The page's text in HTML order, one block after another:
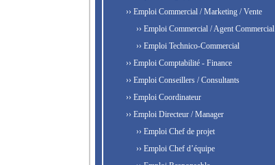
›› Emploi Commercial / Marketing / Vente
›› Emploi Commercial / Agent Commercial
›› Emploi Technico-Commercial
›› Emploi Comptabilité - Finance
›› Emploi Conseillers / Consultants
›› Emploi Coordinateur
›› Emploi Directeur / Manager
›› Emploi Chef de projet
›› Emploi Chef d’équipe